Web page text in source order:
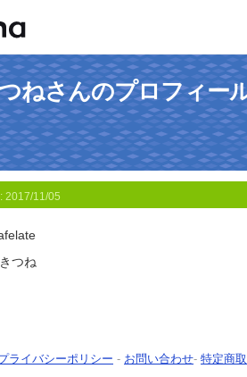
ねさんのプロフィー
2017/11/05
つね
ライバシーポリシー - お問い合わせ- 特定商